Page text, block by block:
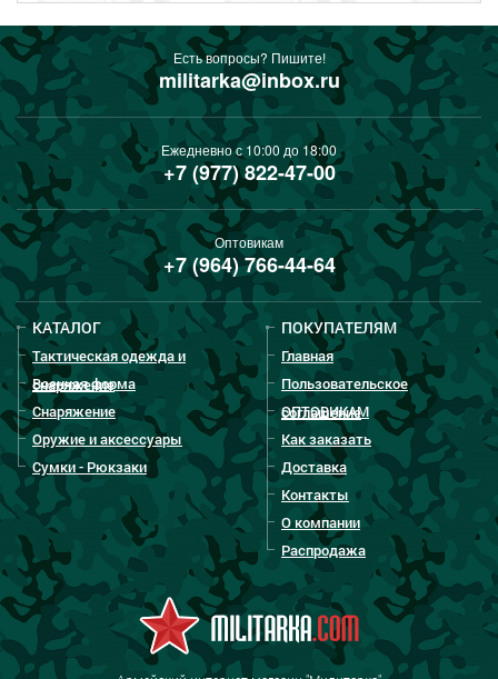
Есть вопросы? Пишите!
militarka@inbox.ru
Ежедневно с 10:00 до 18:00
+7 (977) 822-47-00
Оптовикам
+7 (964) 766-44-64
КАТАЛОГ
Тактическая одежда и
снаряжение
Военная форма
Снаряжение
Оружие и аксессуары
Сумки - Рюкзаки
ПОКУПАТЕЛЯМ
Главная
Пользовательское
соглашение
ОПТОВИКАМ
Как заказать
Доставка
Контакты
О компании
Распродажа